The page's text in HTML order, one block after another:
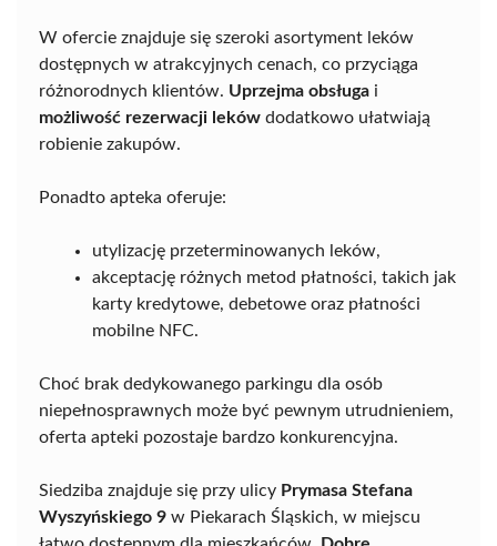
W ofercie znajduje się szeroki asortyment leków
dostępnych w atrakcyjnych cenach, co przyciąga
różnorodnych klientów. Uprzejma obsługa i
możliwość rezerwacji leków dodatkowo ułatwiają
robienie zakupów.
Ponadto apteka oferuje:
utylizację przeterminowanych leków,
akceptację różnych metod płatności, takich jak
karty kredytowe, debetowe oraz płatności
mobilne NFC.
Choć brak dedykowanego parkingu dla osób
niepełnosprawnych może być pewnym utrudnieniem,
oferta apteki pozostaje bardzo konkurencyjna.
Siedziba znajduje się przy ulicy Prymasa Stefana
Wyszyńskiego 9 w Piekarach Śląskich, w miejscu